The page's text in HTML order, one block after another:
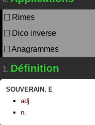
Rimes
Dico inverse
Anagrammes
1. Définition
SOUVERAIN , E
adj.
n.